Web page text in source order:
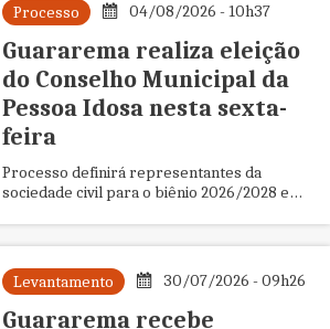
Processo 04/08/2026 - 10h37
Guararema realiza eleição
do Conselho Municipal da
Pessoa Idosa nesta sexta-
feira
Processo definirá representantes da
sociedade civil para o biênio 2026/2028 e
idosa
Levantamento
30/07/2026 - 09h26
Guararema recebe